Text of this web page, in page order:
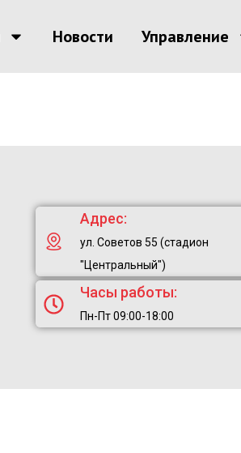
Новости Управление
Адрес:
ул. Советов 55 (стадион
"Центральный")
Часы работы:
Пн-Пт 09:00-18:00